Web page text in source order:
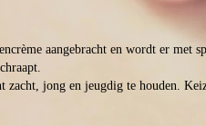
aangebracht en wordt er met
zacht, jong en jeugdig te houden.